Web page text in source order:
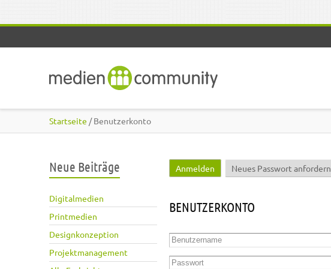
Startseite / Benutzerkonto
Neue Beiträge
Digitalmedien
Printmedien
Designkonzeption
Projektmanagement
Haupt-Reiter
Anmelden (aktiver Reiter)
Neues Passwort anfordern
BENUTZERKONTO
Benutzername
Passwort